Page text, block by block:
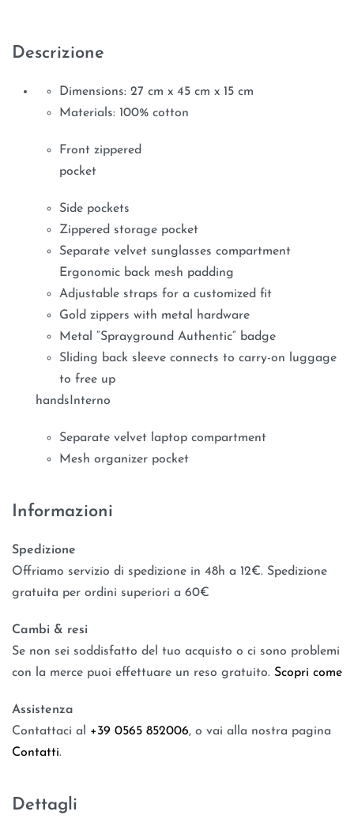
Descrizione
Dimensions: 27 cm x 45 cm x 15 cm
Materials: 100% cotton
Front zippered
pocket
Side pockets
Zippered storage pocket
Separate velvet sunglasses compartment
Ergonomic back mesh padding
Adjustable straps for a customized fit
Gold zippers with metal hardware
Metal “Sprayground Authentic” badge
Sliding back sleeve connects to carry-on luggage
to free up
handsInterno
Separate velvet laptop compartment
Mesh organizer pocket
Informazioni
Spedizione
Offriamo servizio di spedizione in 48h a 12€. Spedizione
gratuita per ordini superiori a 60€
Cambi & resi
Se non sei soddisfatto del tuo acquisto o ci sono problemi
con la merce puoi effettuare un reso gratuito. Scopri come
Assistenza
Contattaci al +39 0565 852006, o vai alla nostra pagina
Contatti.
Dettagli